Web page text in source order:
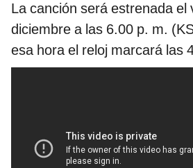
La canción será estrenada el
diciembre a las 6.00 p. m.
esa hora el reloj marcará las